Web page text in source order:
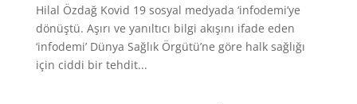
Hilal Özdağ Kovid 19 sosyal medyada ‘infodemi’ye
dönüştü. Aşırı ve yanıltıcı bilgi akışını ifade eden
‘infodemi’ Dünya Sağlık Örgütü’ne göre halk sağlığı
için ciddi bir tehdit...